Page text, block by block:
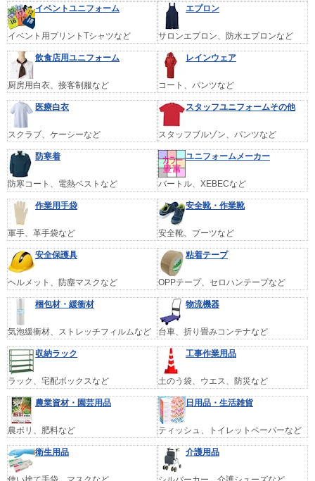
イベントユニフォーム
イベント用プリントTシャツなど
エプロン
サロンエプロン、防水エプロンなど
飲食店用ユニフォーム
厨房用白衣、接客制服など
レインウェア
コート、パンツなど
医療白衣
スクラブ、ケーシーなど
スタッフユニフォームその他
スタッフブルゾン、パンツなど
防寒着
防寒コート、電熱ベストなど
ユニフォームメーカー
バートル、XEBECなど
作業用手袋
軍手、革手袋など
安全靴・作業靴
安全靴、ブーツなど
安全保護具
ヘルメット、防塵マスクなど
粘着テープ
OPPテープ、セロハンテープなど
梱包材・緩衝材
気泡緩衝材、ストレッチフィルムなど
物流機器
台車、折り畳みコンテナなど
収納ラック
ラック、宅配ボックスなど
工事作業用品
土のう袋、ウエス、防災など
農業資材・園芸用品
農ポリ、肥料など
日用品・生活雑貨
ティッシュ、トイレットペーパーなど
衛生用品 介護用品